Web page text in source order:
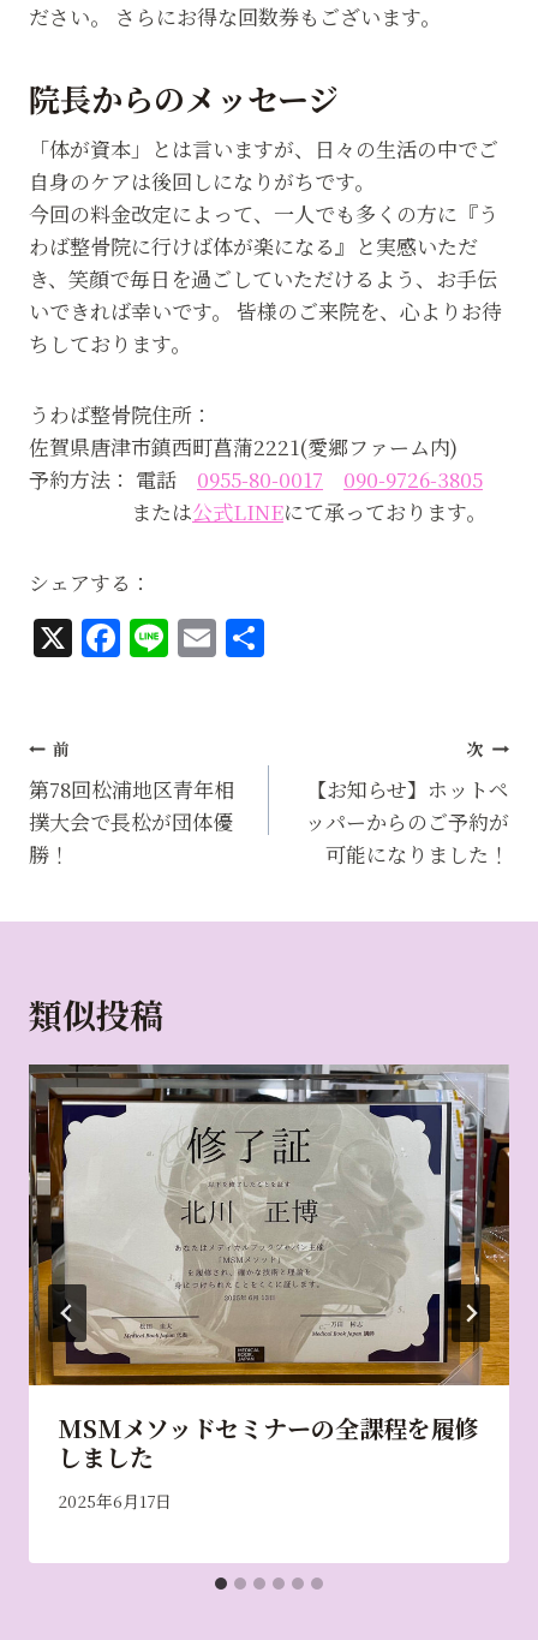
ださい。 さらにお得な回数券もございます。
院長からのメッセージ
「体が資本」とは言いますが、日々の生活の中でご
自身のケアは後回しになりがちです。
今回の料金改定によって、一人でも多くの方に『う
わば整骨院に行けば体が楽になる』と実感いただ
き、笑顔で毎日を過ごしていただけるよう、お手伝
いできれば幸いです。 皆様のご来院を、心よりお待
ちしております。
うわば整骨院住所：
佐賀県唐津市鎮西町菖蒲2221(愛郷ファーム内)
予約方法： 電話 0955-80-0017
090-9726-3805
または公式LINEにて承っております。
シェアする：
X F
b
o
k
Li E
投
稿
ナ
ビ
ゲ
シ
ョ
ン
前
第78回松浦地区青年相
撲大会で長松が団体優
勝！
次
【お知らせ】ホットペ
ッパーからのご予約が
可能になりました！
類似投稿
MSMメソッドセミナーの全課程を履修
しました
2025年6月17日